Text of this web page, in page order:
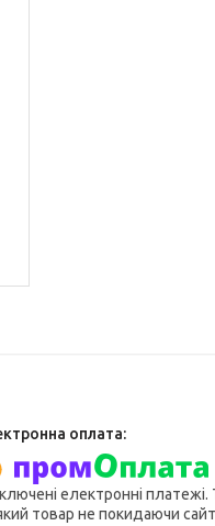
електронні
товар не покидаючи